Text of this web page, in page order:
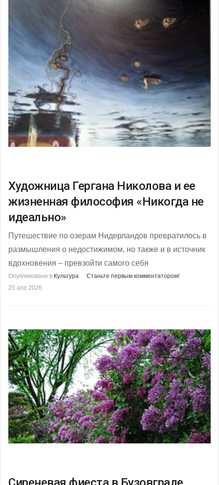
Художница Гергана Николова и ее
жизненная философия «Никогда не
идеально»
Путешествие по озерам Нидерландов превратилось в
размышления о недостижимом, но также и в источник
вдохновения – превзойти самого себя
Опубликовано в Культура
Станьте первым комментатором!
25 апр 2026